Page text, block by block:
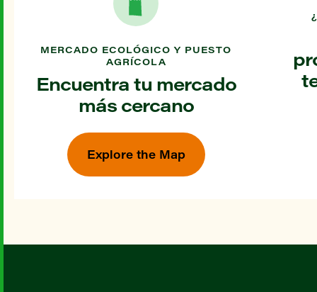
MERCADO ECOLÓGICO Y PUESTO
AGRÍCOLA
Encuentra tu mercado
más cercano
Explore the Map